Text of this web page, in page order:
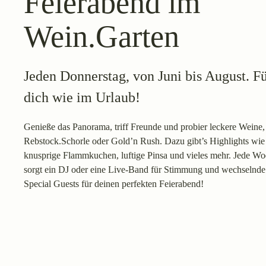
Wein.Garten
Jeden Donnerstag, von Juni bis August.
dich wie im Urlaub!
Genieße das Panorama, triff Freunde und probier leckere Weine,
Rebstock.Schorle oder Gold’n Rush. Dazu gibt’s Highlights wie
knusprige Flammkuchen, luftige Pinsa und vieles mehr. Jede
sorgt ein DJ oder eine Live-Band für Stimmung und wechselnde
Special Guests für deinen perfekten Feierabend!